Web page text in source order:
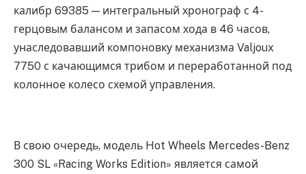
калибр 69385 — интегральный хронограф с 4-
герцовым балансом и запасом хода в 46 часов,
унаследовавший компоновку механизма Valjoux
7750 с качающимся трибом и переработанной под
колонное колесо схемой управления.
В свою очередь, модель Hot Wheels Mercedes-Benz
300 SL «Racing Works Edition» является самой